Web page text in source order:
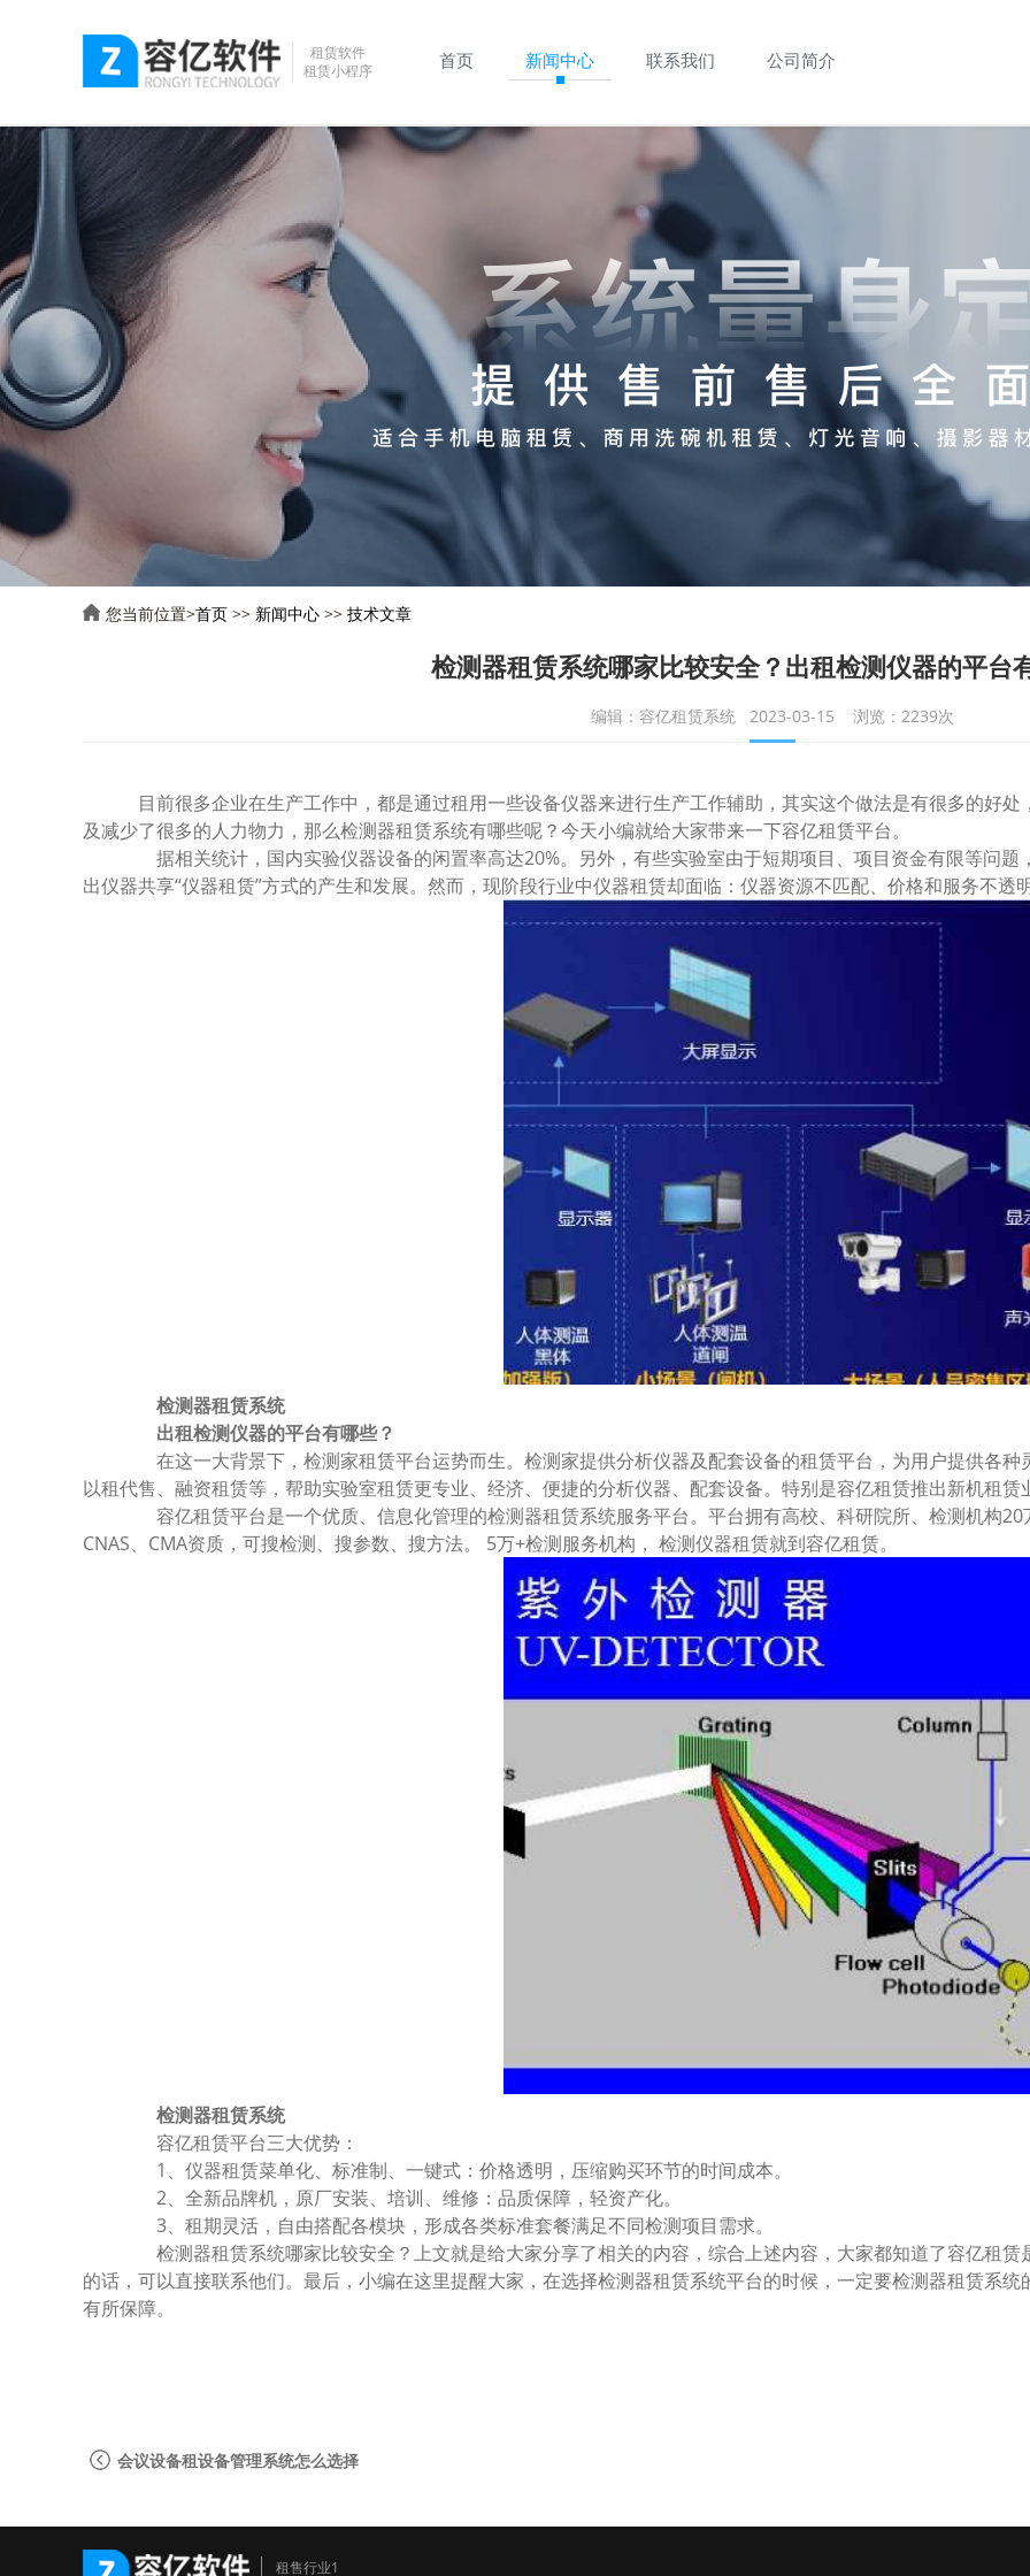
租赁软件
租赁小程序
首页 新闻中心 联系我们 公司简介
您当前位置>首页 >> 新闻中心 >> 技术文章
检测器租赁系统哪家比较安全？出租检测仪器的平台
编辑：容亿租赁系统 2023-03-15 浏览：2239次
目前很多企业在生产工作中，都是通过租用一些设备仪器来进行生产工作辅助，其实这个做法是有很多的好
及减少了很多的人力物力，那么检测器租赁系统有哪些呢？今天小编就给大家带来一下容亿租赁平台。
据相关统计，国内实验仪器设备的闲置率高达20%。另外，有些实验室由于短期项目、项目资金有限等问题
出仪器共享“仪器租赁”方式的产生和发展。然而，现阶段行业中仪器租赁却面临：仪器资源不匹配、价格和服务不透
检测器租赁系统
出租检测仪器的平台有哪些？
在这一大背景下，检测家租赁平台运势而生。检测家提供分析仪器及配套设备的租赁平台，为用户提供各种
以租代售、融资租赁等，帮助实验室租赁更专业、经济、便捷的分析仪器、配套设备。特别是容亿租赁推出新机租
容亿租赁平台是一个优质、信息化管理的检测器租赁系统服务平台。平台拥有高校、科研院所、检测机构20
CNAS、CMA资质，可搜检测、搜参数、搜方法。 5万+检测服务机构， 检测仪器租赁就到容亿租赁。
检测器租赁系统
容亿租赁平台三大优势：
1、仪器租赁菜单化、标准制、一键式：价格透明，压缩购买环节的时间成本。
2、全新品牌机，原厂安装、培训、维修：品质保障，轻资产化。
3、租期灵活，自由搭配各模块，形成各类标准套餐满足不同检测项目需求。
检测器租赁系统哪家比较安全？上文就是给大家分享了相关的内容，综合上述内容，大家都知道了容亿租赁
的话，可以直接联系他们。最后，小编在这里提醒大家，在选择检测器租赁系统平台的时候，一定要检测器租赁系
有所保障。
会议设备租设备管理系统怎么选择
租售行业1